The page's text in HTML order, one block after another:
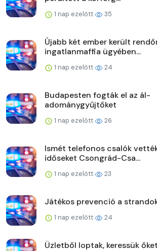
1 nap ezelőtt 35
Újabb két ember került
ingatlanmaffia ügyében...
1 nap ezelőtt 24
Budapesten fogták el az ál-
adománygyűjtőket
1 nap ezelőtt 26
Ismét telefonos csalók
időseket Csongrád-Csa...
1 nap ezelőtt 23
Játékos prevenció a
1 nap ezelőtt 24
Üzletből loptak, keressük őket